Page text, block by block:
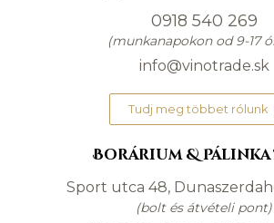
0918 540 269
(munkanapokon od 9-17
info@vinotrade.sk
Tudj meg többet rólunk
Borárium & Pálinka
Sport utca 48,
(bolt és átvételi pont)